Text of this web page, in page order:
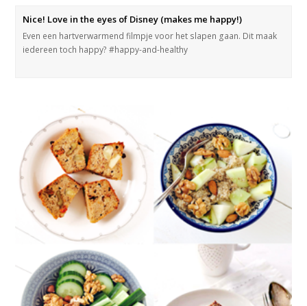
Nice! Love in the eyes of Disney (makes me happy!)
Even een hartverwarmend filmpje voor het slapen gaan. Dit maak
iedereen toch happy? #happy-and-healthy